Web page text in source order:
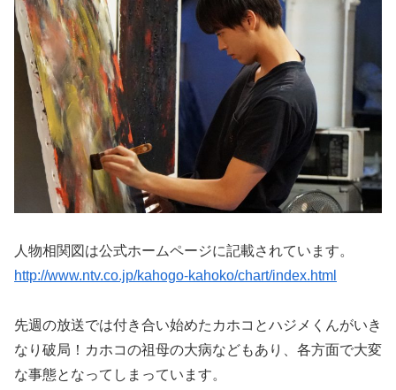
人物相関図は公式ホームページに記載されています。
http://www.ntv.co.jp/kahogo-kahoko/chart/index.html
先週の放送では付き合い始めたカホコとハジメくんがいき
なり破局！カホコの祖母の大病などもあり、各方面で大変
な事態となってしまっています。